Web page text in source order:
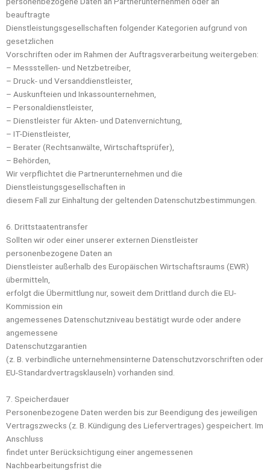
beauftragte
Dienstleistungsgesellschaften folgender Kategorien aufgrund von
gesetzlichen
Vorschriften oder im Rahmen der Auftragsverarbeitung weitergeben:
– Messstellen- und Netzbetreiber,
– Druck- und Versanddienstleister,
– Auskunfteien und Inkassounternehmen,
– Personaldienstleister,
– Dienstleister für Akten- und Datenvernichtung,
– IT-Dienstleister,
– Berater (Rechtsanwälte, Wirtschaftsprüfer),
– Behörden,
Wir verpflichtet die Partnerunternehmen und die
Dienstleistungsgesellschaften in
diesem Fall zur Einhaltung der geltenden Datenschutzbestimmungen.
6. Drittstaatentransfer
Sollten wir oder einer unserer externen Dienstleister
personenbezogene Daten an
Dienstleister außerhalb des Europäischen Wirtschaftsraums (EWR)
übermitteln,
erfolgt die Übermittlung nur, soweit dem Drittland durch die EU-
Kommission ein
angemessenes Datenschutzniveau bestätigt wurde oder andere
angemessene
Datenschutzgarantien
(z. B. verbindliche unternehmensinterne Datenschutzvorschriften oder
EU-Standardvertragsklauseln) vorhanden sind.
7. Speicherdauer
Personenbezogene Daten werden bis zur Beendigung des jeweiligen
Vertragszwecks (z. B. Kündigung des Liefervertrages) gespeichert. Im
Anschluss
findet unter Berücksichtigung einer angemessenen
Nachbearbeitungsfrist die